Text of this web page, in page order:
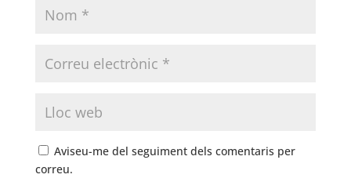
Aviseu-me del seguiment dels comentaris per
correu.